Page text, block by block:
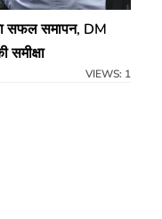
सफल समापन, DM
समीक्षा
VIEWS: 1